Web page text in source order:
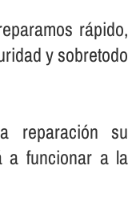
rápido,
y sobretodo
reparación su
a funcionar a la